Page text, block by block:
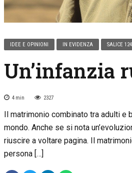
IDEE E OPINIONI IN EVIDENZA SALICE 124
Un’infanzia
4 min 2327
Il matrimonio combinato tra adulti
mondo. Anche se si nota
riuscire a voltare pagina. Il
persona […]